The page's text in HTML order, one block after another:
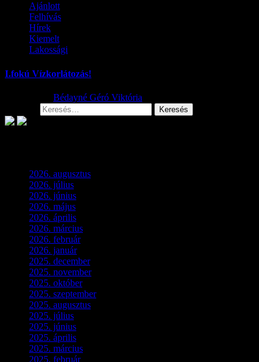
Ajánlott
Felhívás
Hírek
Kiemelt
Lakossági
I.fokú Vízkorlátozás!
Bédayné Géró Viktória
2026. augusztus
2026. július
2026. június
2026. május
2026. április
2026. március
2026. február(4)
2026. január(2)
2025. december(4)
2025. november(3)
2025. október(3)
2025. szeptember(5)
2025. augusztus
2025. július
2025. június
2025. április
2025. március
2025. február(7)